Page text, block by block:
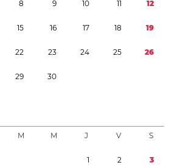
8 9 10 11 12
15 16 17 18 19
22 23 24 25 26
29 30
M M J V S
1 2 3